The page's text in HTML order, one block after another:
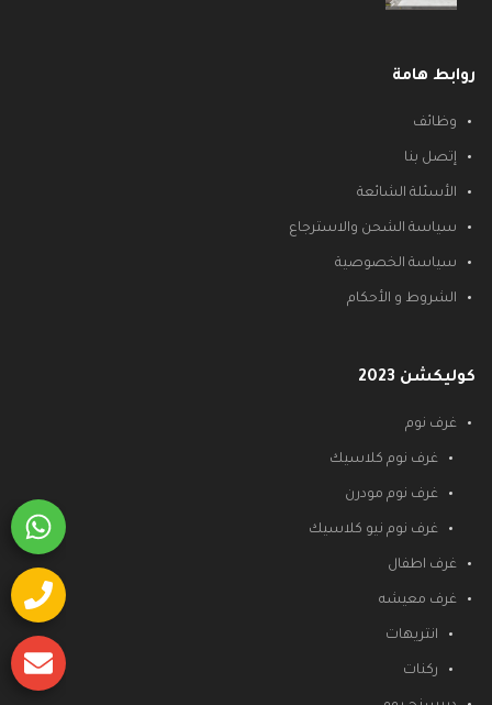
روابط هامة
وظائف
إتصل بنا
الأسئلة الشائعة
سياسة الشحن والاسترجاع
سياسة الخصوصية
الشروط و الأحكام
كوليكشن 2023
غرف نوم
غرف نوم كلاسيك
غرف نوم مودرن
غرف نوم نيو كلاسيك
غرف اطفال
غرف معيشه
انتريهات
ركنات